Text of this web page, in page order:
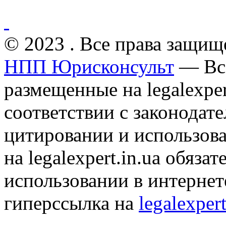
© 2023 . Все права
НПП Юрисконсульт —
размещенные на
соответствии с
цитировании и
на legalexpert.in.ua
использовании в
гиперссылка на